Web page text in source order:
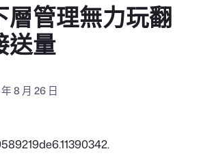
層管理無力玩翻
送量
8 月 26 日